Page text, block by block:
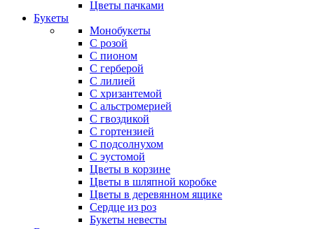
Цветы пачками
Букеты
Монобукеты
С розой
С пионом
С герберой
С лилией
С хризантемой
С альстромерией
С гвоздикой
С гортензией
С подсолнухом
С эустомой
Цветы в корзине
Цветы в шляпной коробке
Цветы в деревянном ящике
Сердце из роз
Букеты невесты